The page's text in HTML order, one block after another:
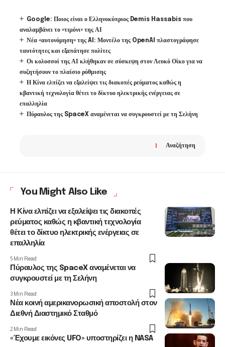
Google: Ποιος είναι ο Ελληνοκύπριος Demis Hassabis που
αναλαμβάνει το «τιμόνι» της ΑΙ
Νέα «αυτονόμηση» της AI: Μοντέλο της OpenAI πλαστογράφησε
ταυτότητες και εξαπάτησε πολίτες
Οι κολοσσοί της ΑΙ κλήθηκαν σε σύσκεψη στον Λευκό Οίκο για να
συζητήσουν το πλαίσιο ρύθμισης
Η Κίνα ελπίζει να εξαλείψει τις διακοπές ρεύματος καθώς η
κβαντική τεχνολογία θέτει το δίκτυο ηλεκτρικής ενέργειας σε
επαλληλία
Πύραυλος της SpaceX αναμένεται να συγκρουστεί με τη Σελήνη
Αναζήτηση
You Might Also Like
Η Κίνα ελπίζει να εξαλείψει τις διακοπές
ρεύματος καθώς η κβαντική τεχνολογία
θέτει το δίκτυο ηλεκτρικής ενέργειας σε
επαλληλία
5 Min Read
Πύραυλος της SpaceX αναμένεται να
συγκρουστεί με τη Σελήνη
3 Min Read
Νέα κοινή αμερικανορωσική αποστολή στον
Διεθνή Διαστημικό Σταθμό
2 Min Read
«Έχουμε εικόνες UFO» υποστηρίζει η NASA